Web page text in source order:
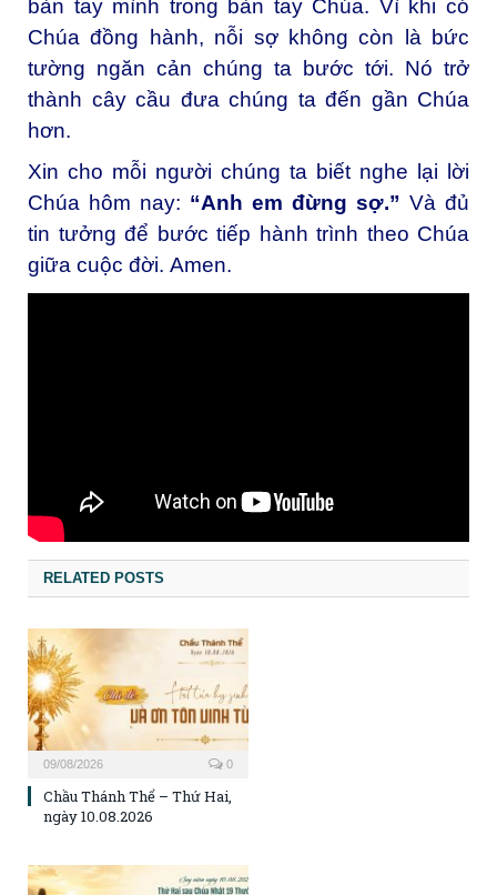
bàn tay mình trong bàn tay Chúa. Vì khi có
Chúa đồng hành, nỗi sợ không còn là bức
tường ngăn cản chúng ta bước tới. Nó trở
thành cây cầu đưa chúng ta đến gần Chúa
hơn.
Xin cho mỗi người chúng ta biết nghe lại lời
Chúa hôm nay: “Anh em đừng sợ.” Và đủ
tin tưởng để bước tiếp hành trình theo Chúa
giữa cuộc đời. Amen.
RELATED POSTS
09/08/2026 0
Chầu Thánh Thể – Thứ Hai,
ngày 10.08.2026